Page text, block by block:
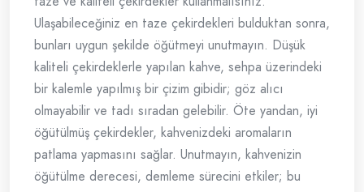
Ulaşabileceğiniz en taze çekirdekleri bulduktan sonra,
bunları uygun şekilde öğütmeyi unutmayın. Düşük
kaliteli çekirdeklerle yapılan kahve, sehpa üzerindeki
bir kalemle yapılmış bir çizim gibidir; göz alıcı
olmayabilir ve tadı sıradan gelebilir. Öte yandan, iyi
öğütülmüş çekirdekler, kahvenizdeki aromaların
patlama yapmasını sağlar. Unutmayın, kahvenizin
öğütülme derecesi, demleme sürecini etkiler; bu